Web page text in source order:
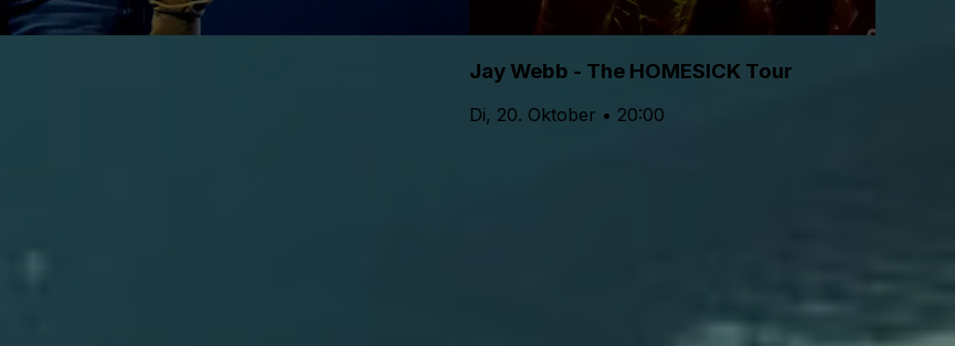
Jay Webb - The HOMESICK Tour
Di, 20. Oktober • 20:00